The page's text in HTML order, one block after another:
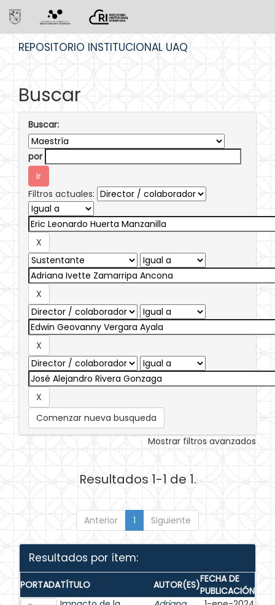
REPOSITORIO INSTITUCIONAL UAQ
Buscar
Buscar:
por
Filtros actuales:
Comenzar nueva busqueda
Mostrar filtros avanzados
Resultados 1-1 de 1.
Anterior 1 Siguiente
Resultados por ítem:
PORTADATÍTULO AUTOR(ES)FECHA DE
PUBLICACIÓN